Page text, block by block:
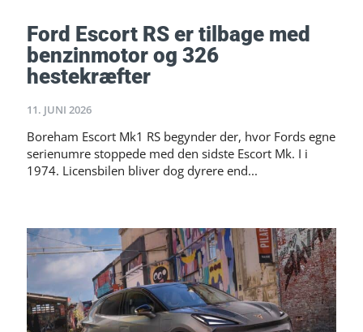
Ford Escort RS er tilbage med
benzinmotor og 326
hestekræfter
11. JUNI 2026
Boreham Escort Mk1 RS begynder der, hvor Fords egne
serienumre stoppede med den sidste Escort Mk. I i
1974. Licensbilen bliver dog dyrere end...